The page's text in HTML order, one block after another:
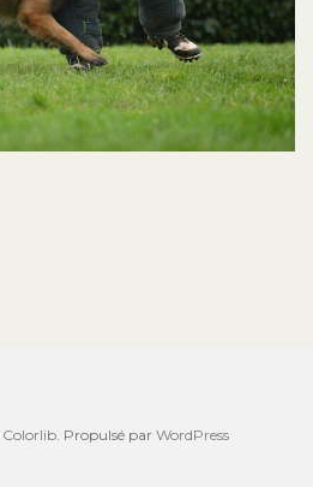
Colorlib. Propulsé par WordPress